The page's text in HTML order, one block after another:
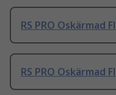
RS PRO Oskärmad
RS PRO Oskärmad